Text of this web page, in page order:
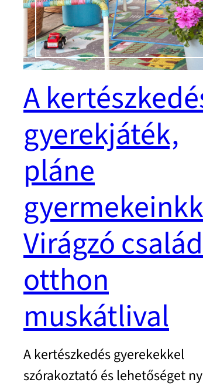
A
gyerekjáték,
pláne
Virágzó
otthon
muskátlival
A kertészkedés gyerekekkel
szórakoztató és lehetőséget